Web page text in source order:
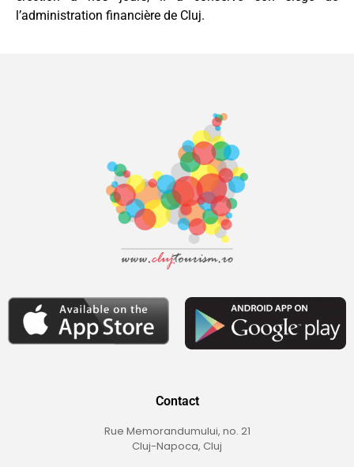
l’administration financière de Cluj.
Contact
Rue Memorandumului, no. 21
Cluj-Napoca, Cluj